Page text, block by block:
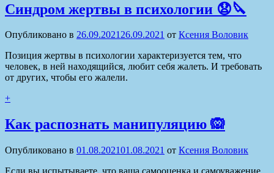
Синдром жертвы в психологии 😧🔪
Опубликовано в 26.09.202126.09.2021 от Ксения Воловик
Позиция жертвы в психологии характеризуется тем, что
человек, в ней находящийся, любит себя жалеть. И требовать
от других, чтобы его жалели.
+
Как распознать манипуляцию 🙉
Опубликовано в 01.08.202101.08.2021 от Ксения Воловик